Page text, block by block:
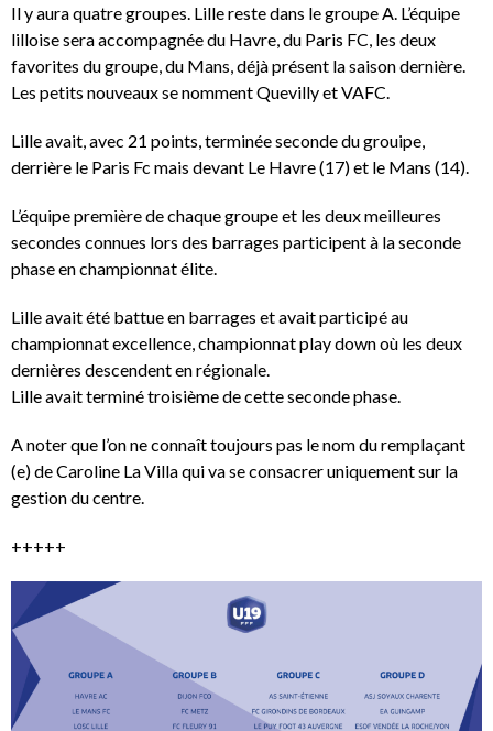
Il y aura quatre groupes. Lille reste dans le groupe A. L’équipe
lilloise sera accompagnée du Havre, du Paris FC, les deux
favorites du groupe, du Mans, déjà présent la saison dernière.
Les petits nouveaux se nomment Quevilly et VAFC.
Lille avait, avec 21 points, terminée seconde du grouipe,
derrière le Paris Fc mais devant Le Havre (17) et le Mans (14).
L’équipe première de chaque groupe et les deux meilleures
secondes connues lors des barrages participent à la seconde
phase en championnat élite.
Lille avait été battue en barrages et avait participé au
championnat excellence, championnat play down où les deux
dernières descendent en régionale.
Lille avait terminé troisième de cette seconde phase.
A noter que l’on ne connaît toujours pas le nom du remplaçant
(e) de Caroline La Villa qui va se consacrer uniquement sur la
gestion du centre.
+++++